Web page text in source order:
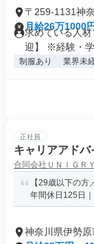
〒259-1131神
月給26万1000
求めている人
迎】 ※経験・学
制服あり 業界未
正社員
キャリアアドバ
合同会社ＵＮＩＧＲＹ
【29歳以下の方
年間休日125日
神奈川県伊勢原